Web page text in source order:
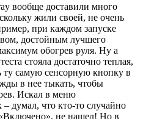
вообще доставили много
жили своей, не очень
при каждом запуске
достойным лучшего
обогрев руля. Ну а
стояла достаточно теплая,
ту самую сенсорную кнопку в
в нее тыкать, чтобы
Искал в меню
думал, что кто-то случайно
не нашел! Но в